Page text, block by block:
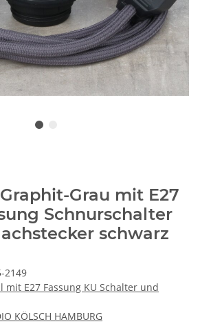
Grau mit E27
Schnurschalter
schwarz
2149
mit E27 Fassung KU Schalter und
KÖLSCH HAMBURG